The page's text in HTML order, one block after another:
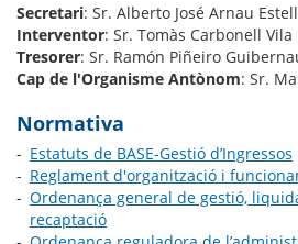
Secretari: Sr. Alberto José Arnau
Interventor: Sr. Tomàs Carbonell Vila
Tresorer: Sr. Ramón Piñeiro
Cap de l'Organisme Antònom: Sr.
Normativa
Estatuts de BASE-Gestió d’Ingressos
Reglament d'organització i
Ordenança general de gestió,
recaptació